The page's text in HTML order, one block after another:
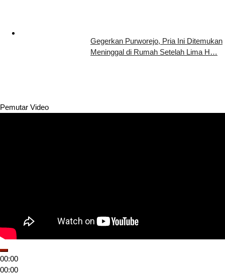
Gegerkan Purworejo, Pria Ini Ditemukan
Meninggal di Rumah Setelah Lima H…
Pemutar Video
00:00
00:00